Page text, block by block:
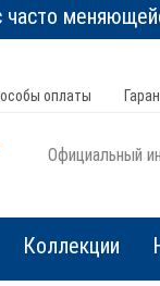
оплаты
Официальный
Коллекции